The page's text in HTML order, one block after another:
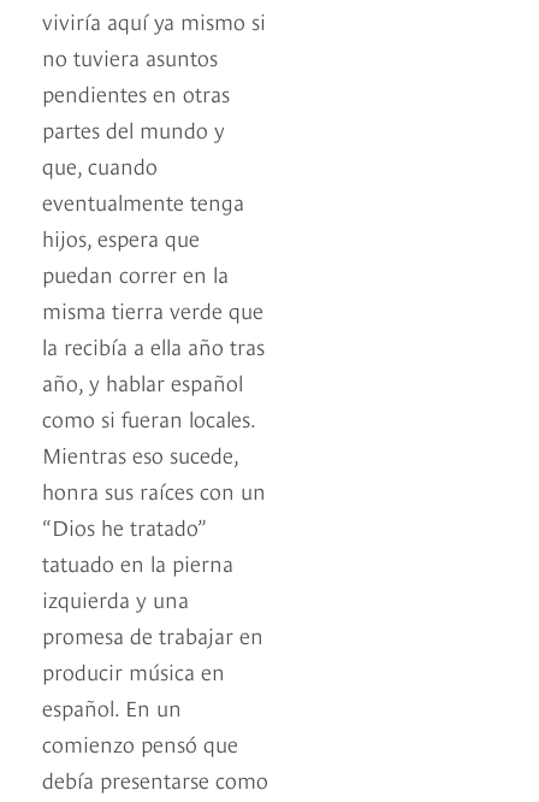
viviría aquí ya mismo si
no tuviera asuntos
pendientes en otras
partes del mundo y
que, cuando
eventualmente tenga
hijos, espera que
puedan correr en la
misma tierra verde que
la recibía a ella año tras
año, y hablar español
como si fueran locales.
Mientras eso sucede,
honra sus raíces con un
“Dios he tratado”
tatuado en la pierna
izquierda y una
promesa de trabajar en
producir música en
español. En un
comienzo pensó que
debía presentarse como